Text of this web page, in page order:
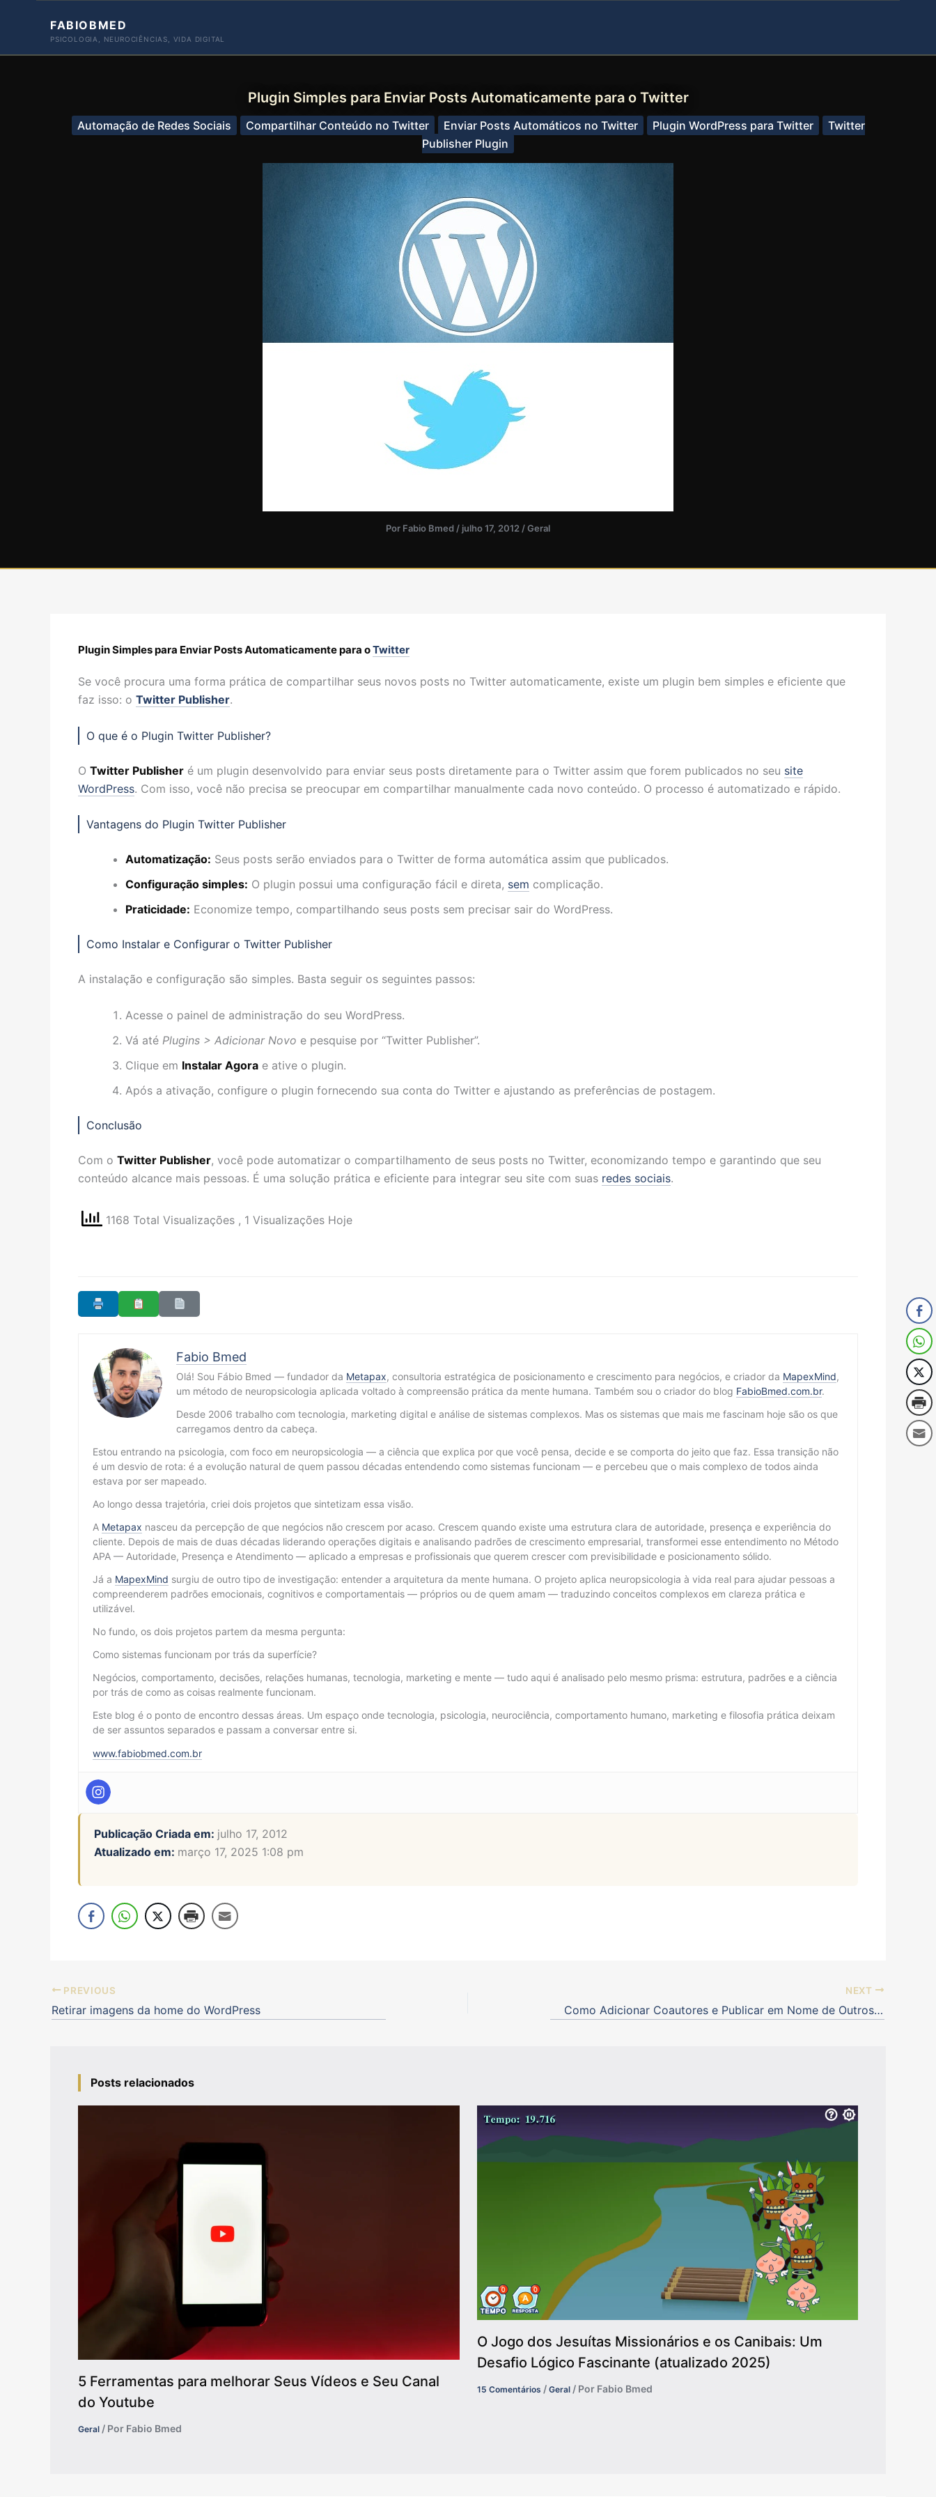
FABIOBMED
PSICOLOGIA, NEUROCIÊNCIAS, VIDA DIGITAL
Plugin Simples para Enviar Posts Automaticamente para o Twitter
Automação de Redes Sociais Compartilhar Conteúdo no Twitter Enviar Posts Automáticos no Twitter Plugin WordPress para Twitter
Twitter
Publisher Plugin
Por Fabio Bmed / julho 17, 2012 /Geral
Plugin Simples para Enviar Posts Automaticamente para oTwitter
Se você procura uma forma prática de compartilhar seus novos posts no Twitter automaticamente, existe um plugin bem simples e eficiente que
faz isso: o Twitter Publisher.
O que é o Plugin Twitter Publisher?
O Twitter Publisher é um plugin desenvolvido para enviar seus posts diretamente para o Twitter assim que forem publicados no seu site
WordPress. Com isso, você não precisa se preocupar em compartilhar manualmente cada novo conteúdo. O processo é automatizado e rápido.
Vantagens do Plugin Twitter Publisher
Automatização: Seus posts serão enviados para o Twitter de forma automática assim que publicados.
Configuração simples: O plugin possui uma configuração fácil e direta, sem complicação.
Praticidade: Economize tempo, compartilhando seus posts sem precisar sair do WordPress.
Como Instalar e Configurar o Twitter Publisher
A instalação e configuração são simples. Basta seguir os seguintes passos:
Acesse o painel de administração do seu WordPress.
Vá até Plugins > Adicionar Novo e pesquise por “Twitter Publisher”.
Clique em Instalar Agora e ative o plugin.
Após a ativação, configure o plugin fornecendo sua conta do Twitter e ajustando as preferências de postagem.
Conclusão
Com o Twitter Publisher, você pode automatizar o compartilhamento de seus posts no Twitter, economizando tempo e garantindo que seu
conteúdo alcance mais pessoas. É uma solução prática e eficiente para integrar seu site com suas redes sociais.
1168 Total Visualizações , 1 Visualizações Hoje
Fabio Bmed
Olá! Sou Fábio Bmed — fundador da Metapax, consultoria estratégica de posicionamento e crescimento para negócios, e criador da MapexMind,
um método de neuropsicologia aplicada voltado à compreensão prática da mente humana. Também sou o criador do blog FabioBmed.com.br.
Desde 2006 trabalho com tecnologia, marketing digital e análise de sistemas complexos. Mas os sistemas que mais me fascinam hoje são os que
carregamos dentro da cabeça.
Estou entrando na psicologia, com foco em neuropsicologia — a ciência que explica por que você pensa, decide e se comporta do jeito que faz. Essa transição não
é um desvio de rota: é a evolução natural de quem passou décadas entendendo como sistemas funcionam — e percebeu que o mais complexo de todos ainda
estava por ser mapeado.
Ao longo dessa trajetória, criei dois projetos que sintetizam essa visão.
A Metapax nasceu da percepção de que negócios não crescem por acaso. Crescem quando existe uma estrutura clara de autoridade, presença e experiência do
cliente. Depois de mais de duas décadas liderando operações digitais e analisando padrões de crescimento empresarial, transformei esse entendimento no Método
APA — Autoridade, Presença e Atendimento — aplicado a empresas e profissionais que querem crescer com previsibilidade e posicionamento sólido.
Já a MapexMind surgiu de outro tipo de investigação: entender a arquitetura da mente humana. O projeto aplica neuropsicologia à vida real para ajudar pessoas a
compreenderem padrões emocionais, cognitivos e comportamentais — próprios ou de quem amam — traduzindo conceitos complexos em clareza prática e
utilizável.
No fundo, os dois projetos partem da mesma pergunta:
Como sistemas funcionam por trás da superfície?
Negócios, comportamento, decisões, relações humanas, tecnologia, marketing e mente — tudo aqui é analisado pelo mesmo prisma: estrutura, padrões e a ciência
por trás de como as coisas realmente funcionam.
Este blog é o ponto de encontro dessas áreas. Um espaço onde tecnologia, psicologia, neurociência, comportamento humano, marketing e filosofia prática deixam
de ser assuntos separados e passam a conversar entre si.
www.fabiobmed.com.br
Publicação Criada em: julho 17, 2012
Atualizado em: março 17, 2025 1:08 pm
PREVIOUS
Retirar imagens da home do WordPress
NEXT
Como Adicionar Coautores e Publicar em Nome de Outros Usuários no WordPress
Posts relacionados
5 Ferramentas para melhorar Seus Vídeos e Seu Canal
do Youtube
Geral / Por Fabio Bmed
O Jogo dos Jesuítas Missionários e os Canibais: Um
Desafio Lógico Fascinante (atualizado 2025)
15 Comentários / Geral/ Por Fabio Bmed